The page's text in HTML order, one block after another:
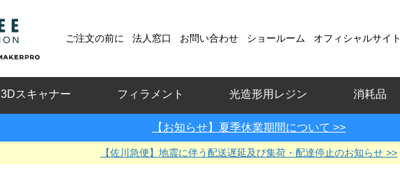
ご注文の前に 法人窓口 お問い合わせ ショールーム オフィシャルサイト
3Dスキャナー フィラメント 光造形用レジン 消耗品
【お知らせ】夏季休業期間について >>
【佐川急便】地震に伴う配送遅延及び集荷・配達停止のお知らせ >>